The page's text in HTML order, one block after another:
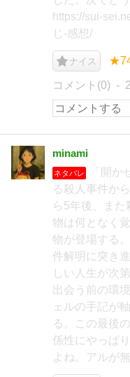
https://sui-
じ-感想/
ナイス
コメント(0)
minami
ネタバレ
「開
る殺人事件か
ら5年後、また
物は何となく
物が登場する
件解明に突き
しい人生が次
出会う前の環
ェルの手記が
る。この最後
係性にやっぱ
よね。アルが